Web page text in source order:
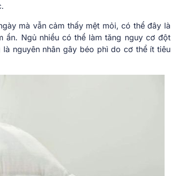
mà vẫn cảm thấy mệt mỏi, có thể đây là
ẩn. Ngủ nhiều có thể làm tăng nguy cơ đột
nguyên nhân gây béo phì do cơ thể ít tiêu